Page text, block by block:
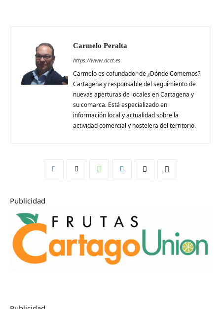
Carmelo Peralta
https://www.dcct.es
Carmelo es cofundador de ¿Dónde Comemos?
Cartagena y responsable del seguimiento de
nuevas aperturas de locales en Cartagena y
su comarca. Está especializado en
información local y actualidad sobre la
actividad comercial y hostelera del territorio.
Publicidad